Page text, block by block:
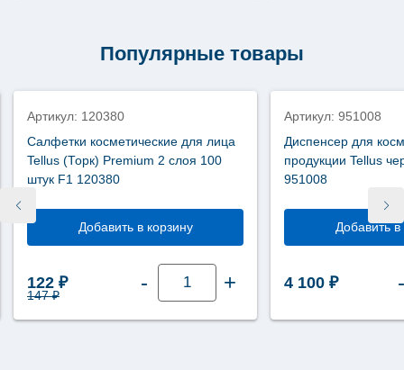
Design
металл
460010
Популярные товары
Артикул: 120380
Салфетки косметические для лица
Tellus (Торк) Premium 2 слоя 100
штук F1 120380
Добавить в корзину
147₽
Первоначальная цена составляла 147 ₽.
122 ₽Текущая цена: 122 ₽.
-
Количество
товара
косметические
для
+
Артикул: 951008
Диспенсер для
продукции Tellus
951008
Добавить в
4 100 ₽ -